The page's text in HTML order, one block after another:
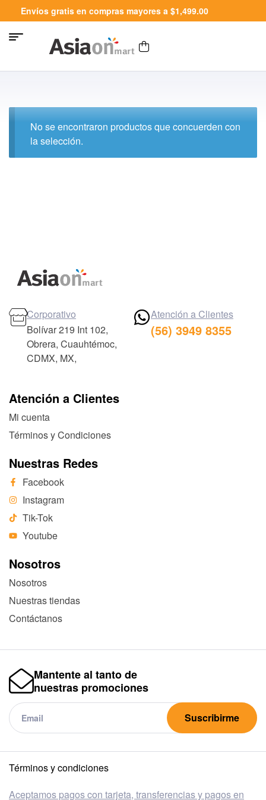
Envíos gratis en compras mayores a $1,499.00
No se encontraron productos que concuerden con
la selección.
Atención a Clientes
Mi cuenta
Términos y Condiciones
Nuestras Redes
Facebook
Instagram
Tik-Tok
Youtube
Nosotros
Nosotros
Nuestras tiendas
Contáctanos
Corporativo
Bolívar 219 Int 102,
Obrera, Cuauhtémoc,
CDMX, MX,
Atención a Clientes
(56) 3949 8355
Mantente al tanto de
nuestras promociones
Suscribirme
Términos y condiciones
Aceptamos pagos con tarjeta, transferencias y pagos en